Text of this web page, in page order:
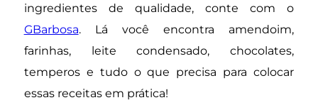
ingredientes de qualidade, conte com o
GBarbosa. Lá você encontra amendoim,
farinhas, leite condensado, chocolates,
temperos e tudo o que precisa para colocar
essas receitas em prática!